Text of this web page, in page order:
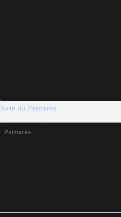
Suite du Palmarès
Palmarès